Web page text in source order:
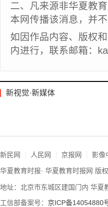
二、凡来源非华夏教
本网传播该消息，并
如因作品内容、版权
内进行，联系邮箱：
新视觉·新媒体
新民网 人民网 京报网 影像
华夏教育时报· 华夏教育时报网 版
地址：北京市东城区建国门内 华夏
工信部备案号： 京ICP备14054880